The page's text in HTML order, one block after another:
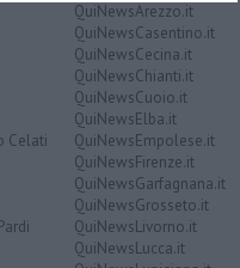
Celati
QuiNewsArezzo.it
QuiNewsCasentino.it
QuiNewsCecina.it
QuiNewsChianti.it
QuiNewsCuoio.it
QuiNewsElba.it
QuiNewsEmpolese.it
QuiNewsFirenze.it
QuiNewsGarfagnana.it
QuiNewsGrosseto.it
QuiNewsLivorno.it
QuiNewsLucca.it